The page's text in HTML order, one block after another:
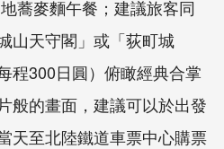
蕎麥麵午餐；建議旅客同
山天守閣」或「荻町城
程300日圓）俯瞰經典合掌
般的畫面，建議可以於出發
天至北陸鐵道車票中心購票